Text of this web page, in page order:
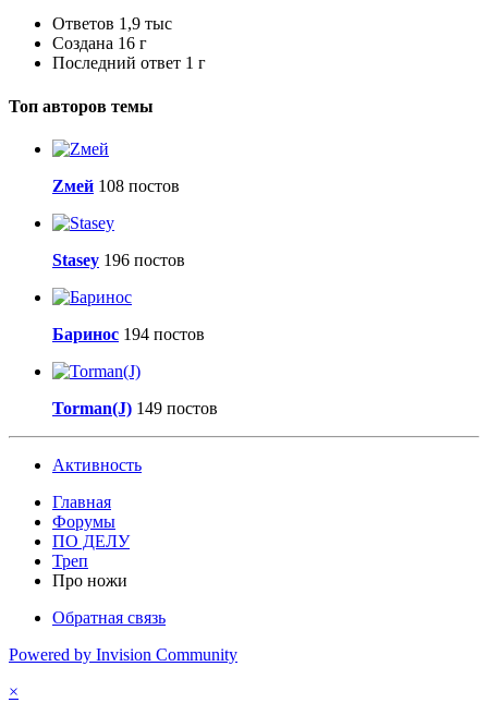
Ответов 1,9 тыс
Создана 16 г
Последний ответ 1 г
Топ авторов темы
Zмей 108 постов
Stasey 196 постов
Баринос 194 постов
Torman(J) 149 постов
Активность
Главная
Форумы
ПО ДЕЛУ
Треп
Про ножи
Обратная связь
Powered by Invision Community
×